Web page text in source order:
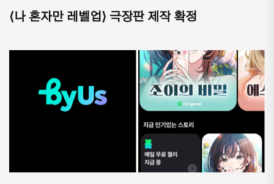
⟨나 혼자만 레벨업⟩ 극장판 제작 확정